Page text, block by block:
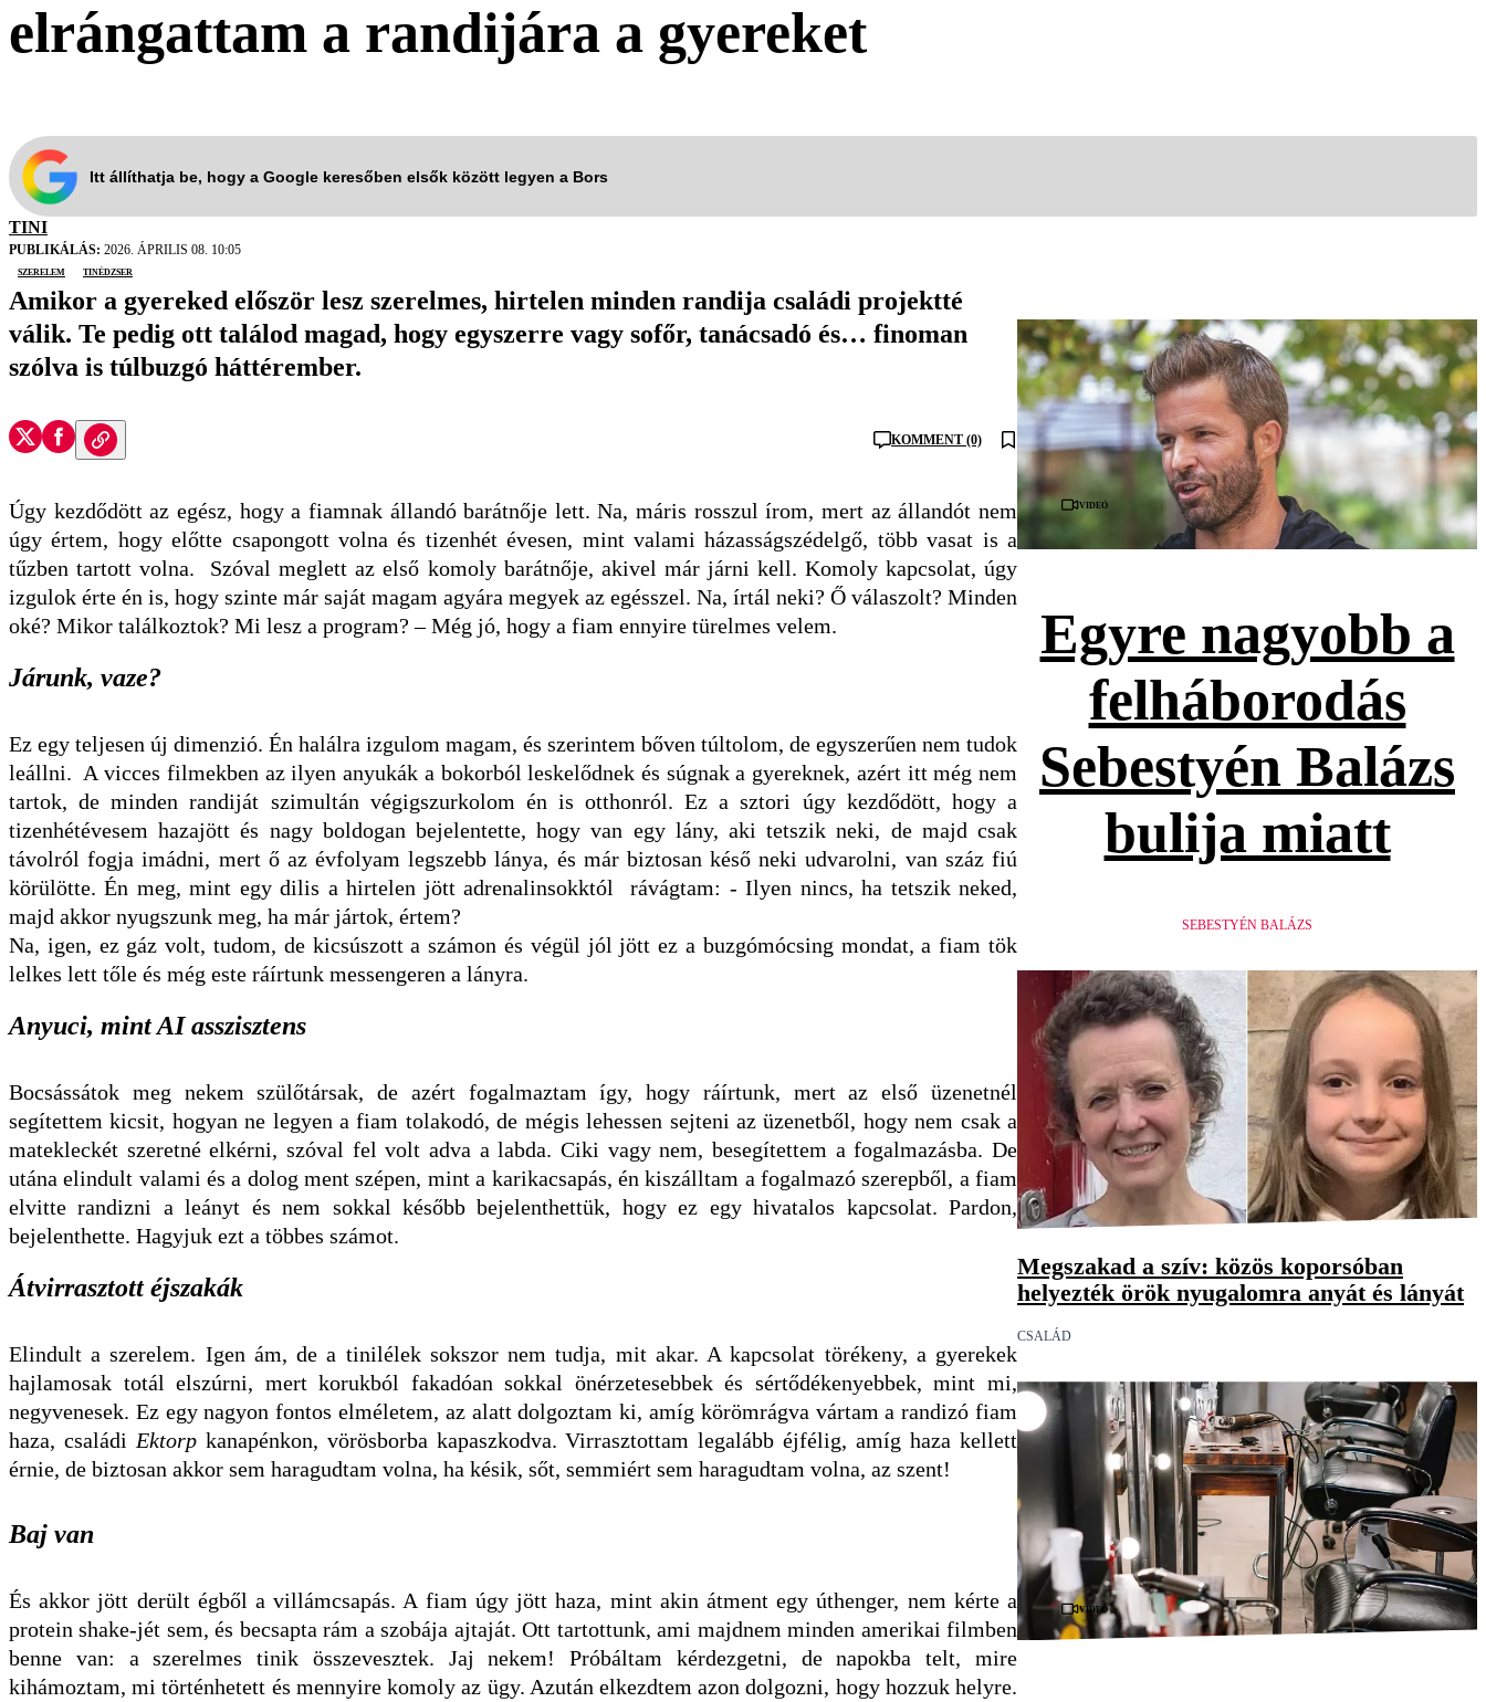
elrángattam a randijára a gyereket
Itt állíthatja be, hogy a Google keresőben elsők között legyen a Bors
TINI
PUBLIKÁLÁS: 2026. ÁPRILIS 08. 10:05
szerelem
tinédzser
Amikor a gyereked először lesz szerelmes, hirtelen minden randija családi projektté
válik. Te pedig ott találod magad, hogy egyszerre vagy sofőr, tanácsadó és… finoman
szólva is túlbuzgó háttérember.
KOMMENT (0)
Úgy kezdődött az egész, hogy a fiamnak állandó barátnője lett. Na, máris rosszul írom, mert az állandót nem
úgy értem, hogy előtte csapongott volna és tizenhét évesen, mint valami házasságszédelgő, több vasat is a
tűzben tartott volna. Szóval meglett az első komoly barátnője, akivel már járni kell. Komoly kapcsolat, úgy
izgulok érte én is, hogy szinte már saját magam agyára megyek az egésszel. Na, írtál neki? Ő válaszolt? Minden
oké? Mikor találkoztok? Mi lesz a program? – Még jó, hogy a fiam ennyire türelmes velem.
Járunk, vaze?
Ez egy teljesen új dimenzió. Én halálra izgulom magam, és szerintem bőven túltolom, de egyszerűen nem tudok
leállni. A vicces filmekben az ilyen anyukák a bokorból leskelődnek és súgnak a gyereknek, azért itt még nem
tartok, de minden randiját szimultán végigszurkolom én is otthonról. Ez a sztori úgy kezdődött, hogy a
tizenhétévesem hazajött és nagy boldogan bejelentette, hogy van egy lány, aki tetszik neki, de majd csak
távolról fogja imádni, mert ő az évfolyam legszebb lánya, és már biztosan késő neki udvarolni, van száz fiú
körülötte. Én meg, mint egy dilis a hirtelen jött adrenalinsokktól rávágtam: - Ilyen nincs, ha tetszik neked,
majd akkor nyugszunk meg, ha már jártok, értem?
Na, igen, ez gáz volt, tudom, de kicsúszott a számon és végül jól jött ez a buzgómócsing mondat, a fiam tök
lelkes lett tőle és még este ráírtunk messengeren a lányra.
Anyuci, mint AI asszisztens
Bocsássátok meg nekem szülőtársak, de azért fogalmaztam így, hogy ráírtunk, mert az első üzenetnél
segítettem kicsit, hogyan ne legyen a fiam tolakodó, de mégis lehessen sejteni az üzenetből, hogy nem csak a
matekleckét szeretné elkérni, szóval fel volt adva a labda. Ciki vagy nem, besegítettem a fogalmazásba. De
utána elindult valami és a dolog ment szépen, mint a karikacsapás, én kiszálltam a fogalmazó szerepből, a fiam
elvitte randizni a leányt és nem sokkal később bejelenthettük, hogy ez egy hivatalos kapcsolat. Pardon,
bejelenthette. Hagyjuk ezt a többes számot.
Átvirrasztott éjszakák
Elindult a szerelem. Igen ám, de a tinilélek sokszor nem tudja, mit akar. A kapcsolat törékeny, a gyerekek
hajlamosak totál elszúrni, mert korukból fakadóan sokkal önérzetesebbek és sértődékenyebbek, mint mi,
negyvenesek. Ez egy nagyon fontos elméletem, az alatt dolgoztam ki, amíg körömrágva vártam a randizó fiam
haza, családi Ektorpkanapénkon, vörösborba kapaszkodva. Virrasztottam legalább éjfélig, amíg haza kellett
érnie, de biztosan akkor sem haragudtam volna, ha késik, sőt, semmiért sem haragudtam volna, az szent!
Baj van
És akkor jött derült égből a villámcsapás. A fiam úgy jött haza, mint akin átment egy úthenger, nem kérte a
protein shake-jét sem, és becsapta rám a szobája ajtaját. Ott tartottunk, ami majdnem minden amerikai filmben
benne van: a szerelmes tinik összevesztek. Jaj nekem! Próbáltam kérdezgetni, de napokba telt, mire
kihámoztam, mi történhetett és mennyire komoly az ügy. Azután elkezdtem azon dolgozni, hogy hozzuk helyre.
Videó
Egyre nagyobb a
felháborodás
Sebestyén Balázs
bulija miatt
SEBESTYÉN BALÁZS
Megszakad a szív: közös koporsóban
helyezték örök nyugalomra anyát és lányát
CSALÁD
Videó